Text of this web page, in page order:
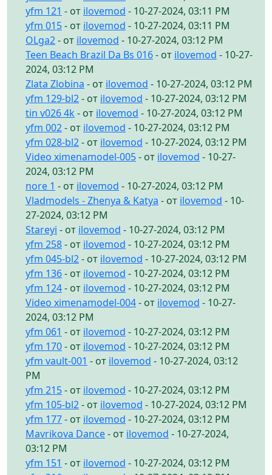
yfm 121 - от ilovemod - 10-27-2024, 03:11 PM
yfm 015- от ilovemod - 10-27-2024, 03:11 PM
OLga2- от ilovemod - 10-27-2024, 03:12 PM
Teen Beach Brazil Da Bs 016- от ilovemod - 10-27-
2024, 03:12 PM
Zlata Zlobina - от ilovemod - 10-27-2024, 03:12 PM
yfm 129-bl2- от ilovemod - 10-27-2024, 03:12 PM
tin v026 4k - от ilovemod - 10-27-2024, 03:12 PM
yfm 002- от ilovemod - 10-27-2024, 03:12 PM
yfm 028-bl2- от ilovemod - 10-27-2024, 03:12 PM
Video ximenamodel-005- от ilovemod - 10-27-
2024, 03:12 PM
nore 1 - от ilovemod - 10-27-2024, 03:12 PM
Vladmodels - Zhenya & Katya - от ilovemod - 10-
27-2024, 03:12 PM
Stareyi - от ilovemod - 10-27-2024, 03:12 PM
yfm 258- от ilovemod - 10-27-2024, 03:12 PM
yfm 045-bl2- от ilovemod - 10-27-2024, 03:12 PM
yfm 136- от ilovemod - 10-27-2024, 03:12 PM
yfm 124- от ilovemod - 10-27-2024, 03:12 PM
Video ximenamodel-004- от ilovemod - 10-27-
2024, 03:12 PM
yfm 061 - от ilovemod - 10-27-2024, 03:12 PM
yfm 170- от ilovemod - 10-27-2024, 03:12 PM
yfm vault-001 - от ilovemod - 10-27-2024, 03:12
PM
yfm 215- от ilovemod - 10-27-2024, 03:12 PM
yfm 105-bl2- от ilovemod - 10-27-2024, 03:12 PM
yfm 177- от ilovemod - 10-27-2024, 03:12 PM
Mavrikova Dance- от ilovemod - 10-27-2024,
03:12 PM
yfm 151 - от ilovemod - 10-27-2024, 03:12 PM